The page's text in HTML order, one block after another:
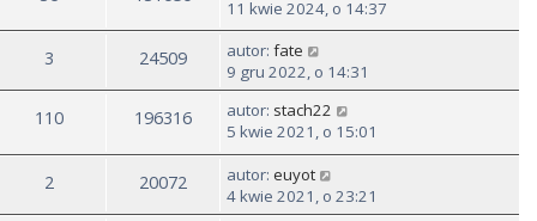
11 kwie 2024, o 14:37
3 24509 autor: fate
9 gru 2022, o 14:31
110 196316 autor: stach22
5 kwie 2021, o 15:01
2 20072 autor: euyot
4 kwie 2021, o 23:21